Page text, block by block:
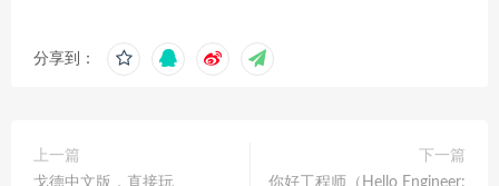
分享到：
上一篇
戈德中文版，直接玩
下一篇
你好工程师（Hello Engineer: